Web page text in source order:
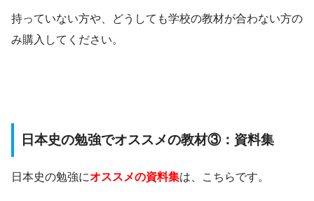
持っていない方や、どうしても学校の教材が合わない方の
み購入してください。
日本史の勉強でオススメの教材③：資料集
日本史の勉強にオススメの資料集は、こちらです。